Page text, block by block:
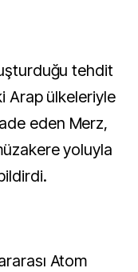
tehdit
Arap ülkeleriyle
eden Merz,
yoluyla
Atom